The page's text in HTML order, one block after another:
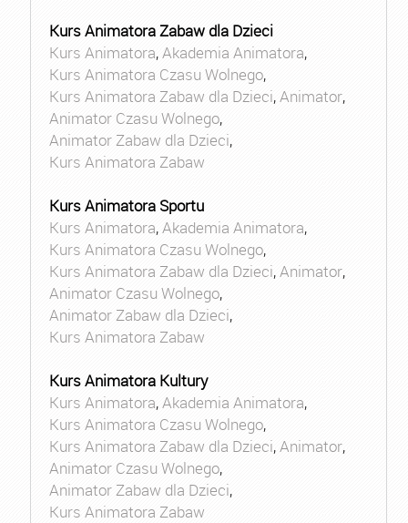
Kurs Animatora Zabaw dla Dzieci
Kurs Animatora,Akademia Animatora,
Kurs Animatora Czasu Wolnego,
Kurs Animatora Zabaw dla Dzieci,Animator,
Animator Czasu Wolnego,
Animator Zabaw dla Dzieci,
Kurs Animatora Zabaw
Kurs Animatora Sportu
Kurs Animatora,Akademia Animatora,
Kurs Animatora Czasu Wolnego,
Kurs Animatora Zabaw dla Dzieci,Animator,
Animator Czasu Wolnego,
Animator Zabaw dla Dzieci,
Kurs Animatora Zabaw
Kurs Animatora Kultury
Kurs Animatora,Akademia Animatora,
Kurs Animatora Czasu Wolnego,
Kurs Animatora Zabaw dla Dzieci,Animator,
Animator Czasu Wolnego,
Animator Zabaw dla Dzieci,
Kurs Animatora Zabaw